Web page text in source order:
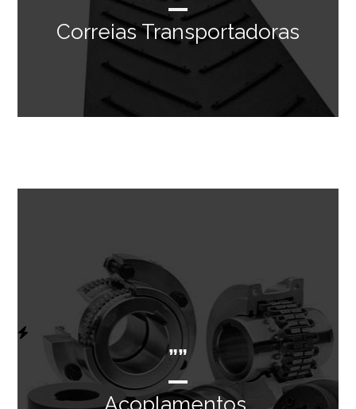
Correias Transportadoras
””
Acoplamentos